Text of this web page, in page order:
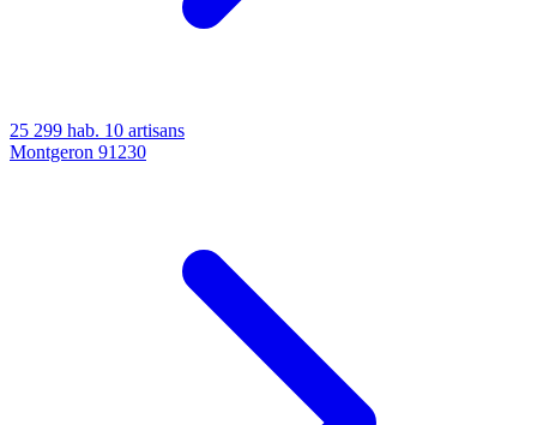
25 299 hab. 10 artisans
Montgeron 91230